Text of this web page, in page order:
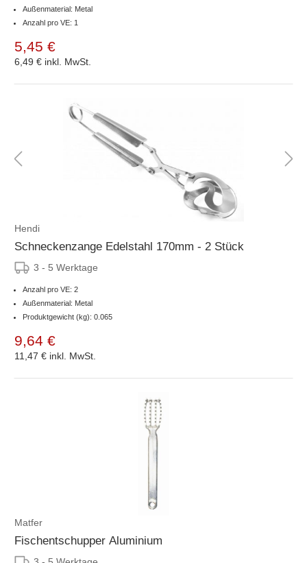
Außenmaterial: Metal
Anzahl pro VE: 1
5,45 €
6,49 € inkl. MwSt.
Hendi
Schneckenzange Edelstahl 170mm - 2 Stück
3 - 5 Werktage
Anzahl pro VE: 2
Außenmaterial: Metal
Produktgewicht (kg): 0.065
9,64 €
11,47 € inkl. MwSt.
Matfer
Fischentschupper Aluminium